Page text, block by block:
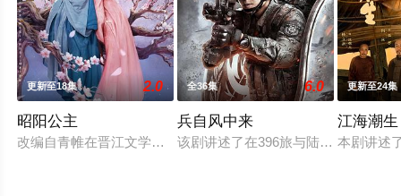
更新至18集 2.0
昭阳公主
改编自青帷在晋江文学城的小说《平阳公主》。
全36集 6.0
兵自风中来
该剧讲述了在396旅与陆军步兵学院
更新至24集
江海潮生
本剧讲述